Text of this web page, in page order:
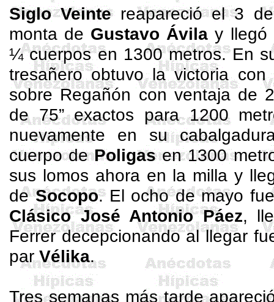
Siglo Veintereapareció el 3
monta de Gustavo Ávila y
¼ cuerpos en 1300 metros. En
tresañeroobtuvo la victoria con
sobre Regañón con ventaja de
de 75” exactos para 1200
nuevamente en su
cuerpo dePoligasen 1300
sus lomos ahora en la milla y
deSocopo. El ocho de mayo
Clásico José Antonio Páez,
Ferrer decepcionando al llegar
parVélika.
Tres semanas más tarde